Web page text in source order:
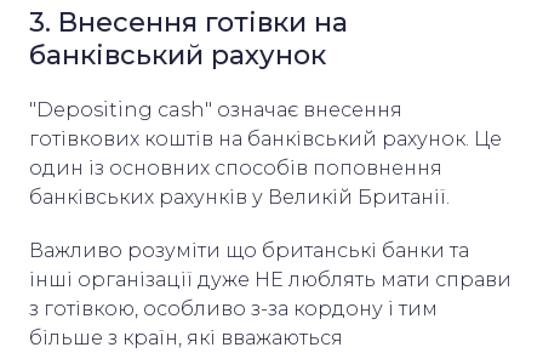
3. Внесення готівки на
банківський рахунок
"Depositing cash" означає внесення
готівкових коштів на банківський рахунок. Це
один із основних способів поповнення
банківських рахунків у Великій Британії.
Важливо розуміти що британські банки та
інші організації дуже НЕ люблять мати справи
з готівкою, особливо з-за кордону і тим
більше з країн, які вважаються